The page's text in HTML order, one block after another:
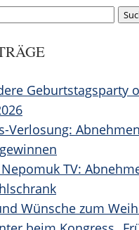
Geburtstagsparty
Verlosung:
TV:
Wünsche zum